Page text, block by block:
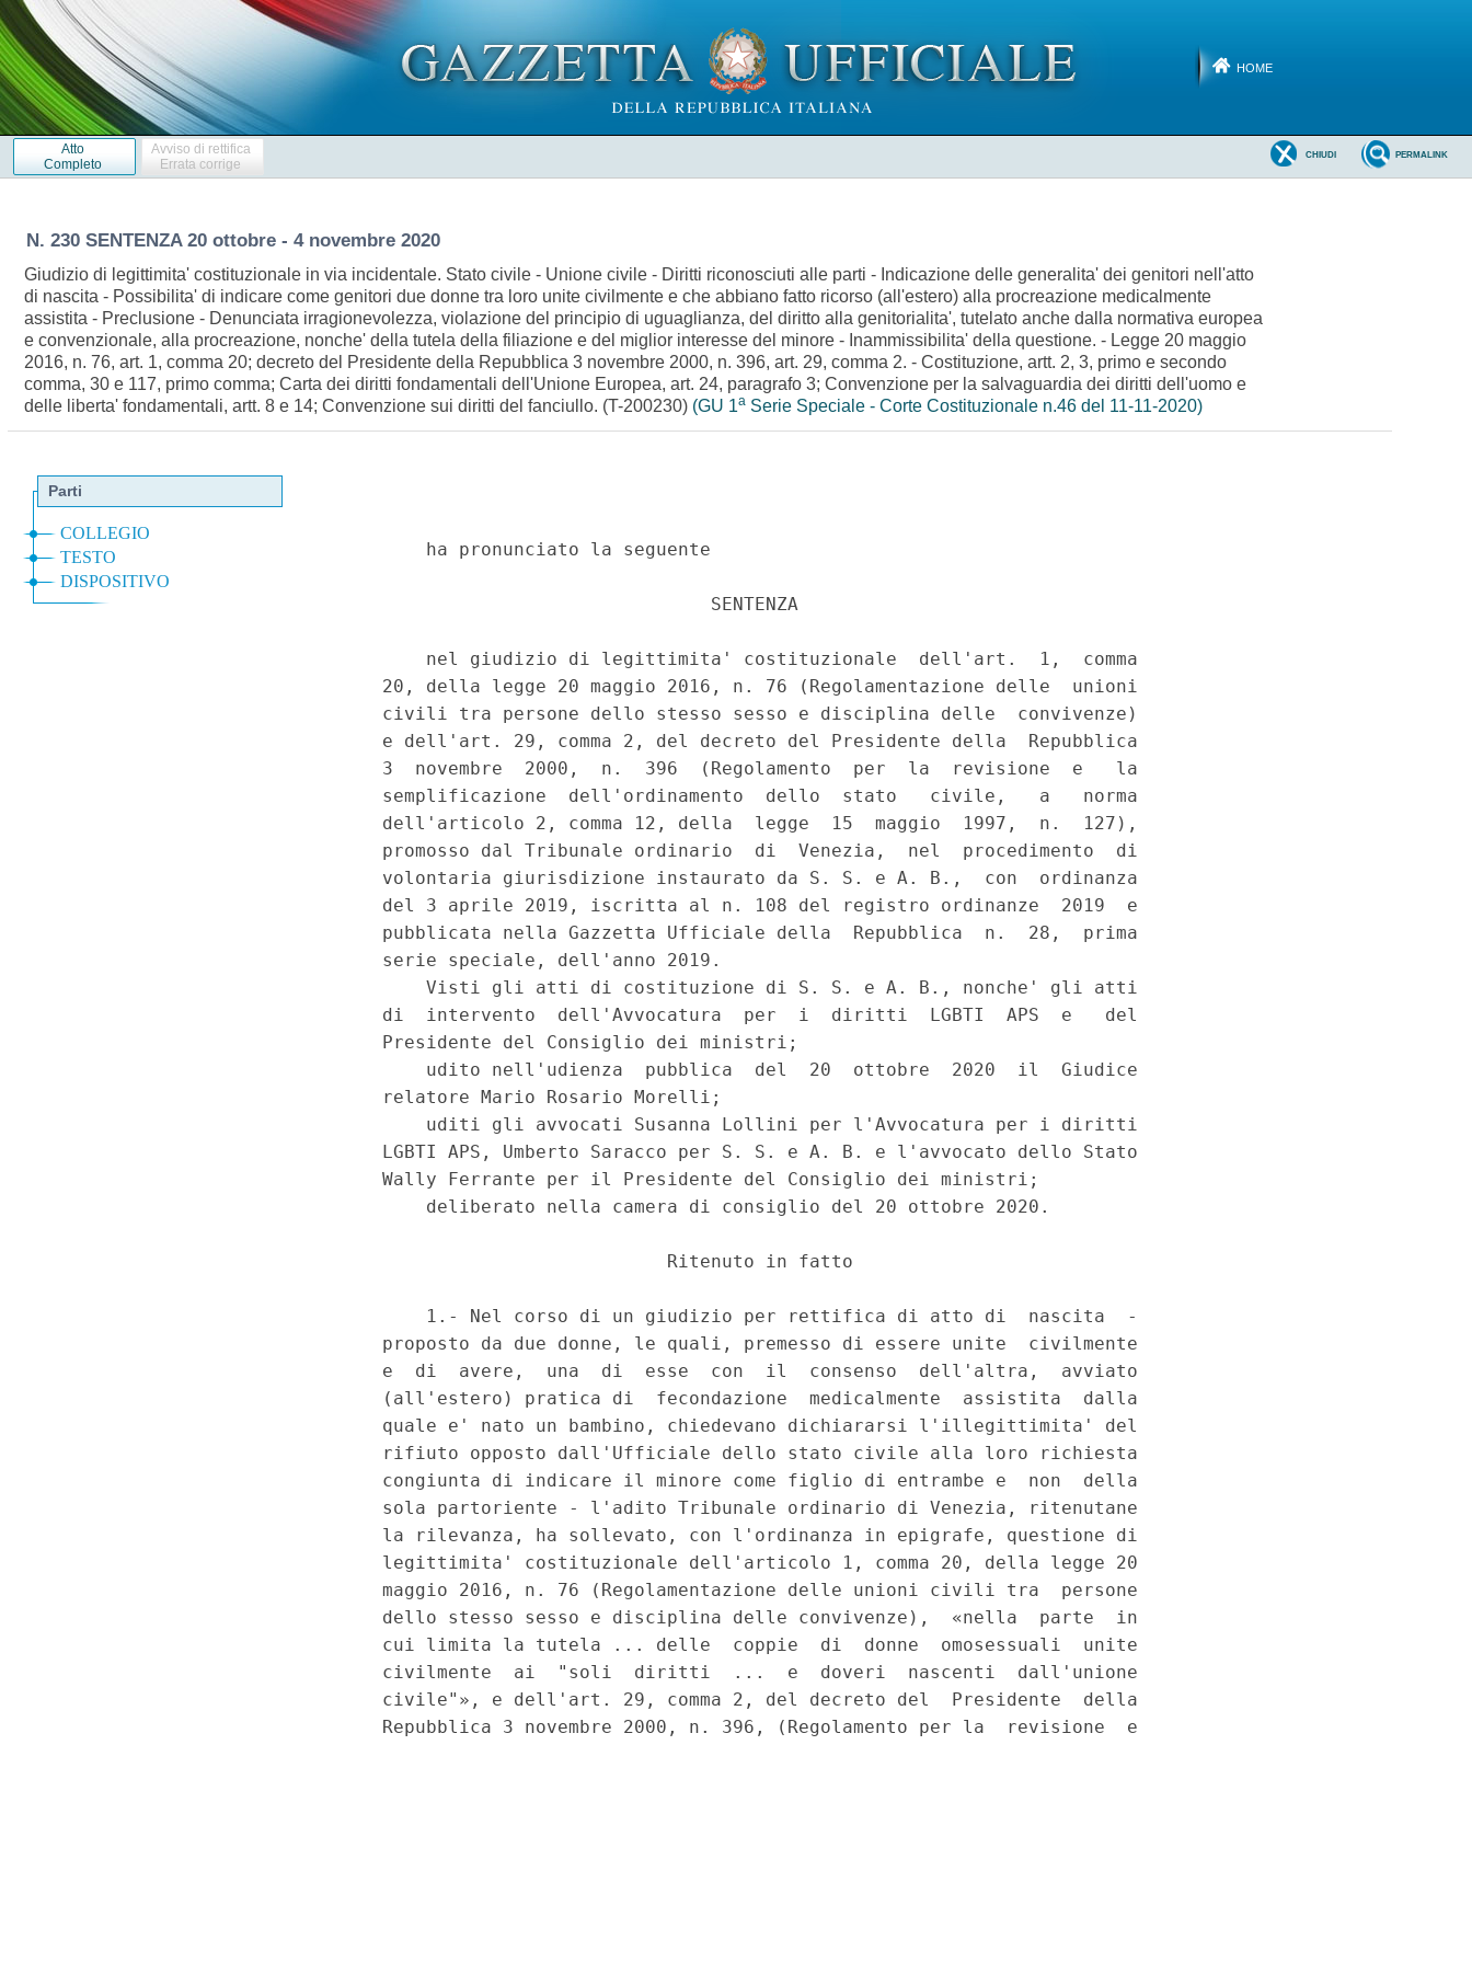
HOME
Atto
Completo
Avviso di rettifica
Errata corrige
PERMALINK
CHIUDI
N. 230 SENTENZA 20 ottobre - 4 novembre 2020
Giudizio di legittimita' costituzionale in via incidentale. Stato civile - Unione civile - Diritti riconosciuti alle parti - Indicazione delle generalita' dei genitori nell'atto
di nascita - Possibilita' di indicare come genitori due donne tra loro unite civilmente e che abbiano fatto ricorso (all'estero) alla procreazione medicalmente
assistita - Preclusione - Denunciata irragionevolezza, violazione del principio di uguaglianza, del diritto alla genitorialita', tutelato anche dalla normativa europea
e convenzionale, alla procreazione, nonche' della tutela della filiazione e del miglior interesse del minore - Inammissibilita' della questione. - Legge 20 maggio
2016, n. 76, art. 1, comma 20; decreto del Presidente della Repubblica 3 novembre 2000, n. 396, art. 29, comma 2. - Costituzione, artt. 2, 3, primo e secondo
comma, 30 e 117, primo comma; Carta dei diritti fondamentali dell'Unione Europea, art. 24, paragrafo 3; Convenzione per la salvaguardia dei diritti dell'uomo e
delle liberta' fondamentali, artt. 8 e 14; Convenzione sui diritti del fanciullo. (T-200230) (GU 1a Serie Speciale - Corte Costituzionale n.46 del 11-11-2020)